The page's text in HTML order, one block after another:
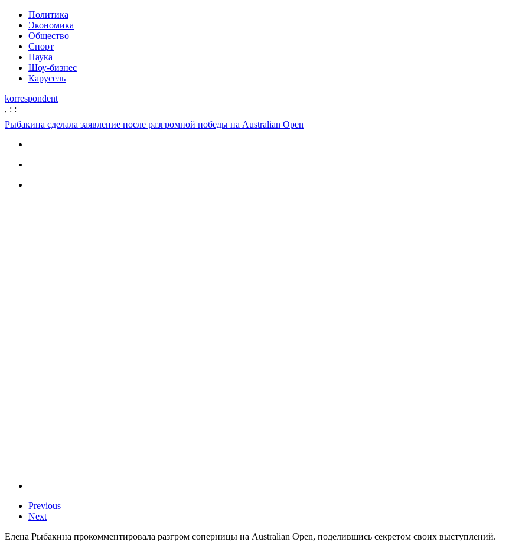
Политика
Экономика
Общество
Спорт
Наука
Шоу-бизнес
Карусель
korrespondent
, : :
Рыбакина сделала заявление после разгромной победы на Australian Open
Previous
Next
Елена Рыбакина прокомментировала разгром соперницы на Australian Open, поделившись секретом своих выступлений.